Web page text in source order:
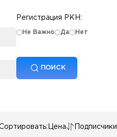
Регистрация РКН:
Не Важно Да Нет
ПОИСК
Цена Подписчики